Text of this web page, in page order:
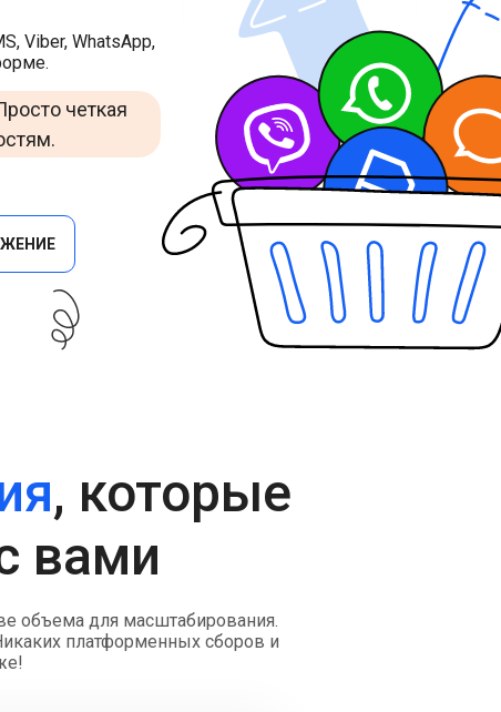
Viber, WhatsApp,
четкая
, которые
вами
объема для масштабирования.
платформенных сборов и